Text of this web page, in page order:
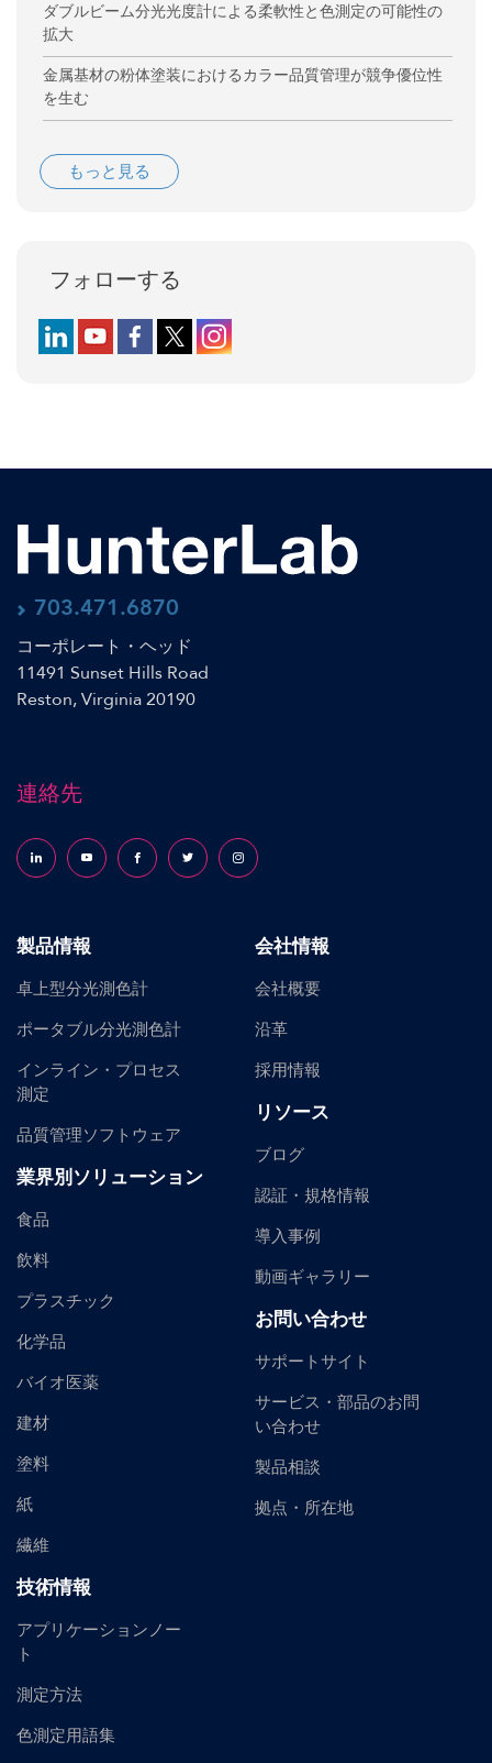
ダブルビーム分光光度計による柔軟性と色測定の可能性の
拡大
金属基材の粉体塗装におけるカラー品質管理が競争優位性
を生む
もっと見る
フォローする
Follow us on LinkedIn
Follow us on YouTube
Follow us on Facebook
Follow us on X (formerly Twitter)
Follow us on Instagram
703.471.6870
コーポレート・ヘッド
11491 Sunset Hills Road
Reston, Virginia 20190
連絡先
Follow us on LinkedInFollow us on YouTubeFollow us on Facebook
Follow us on X (formerly Twitter)
Follow us on Instagram
製品情報
卓上型分光測色計
ポータブル分光測色計
インライン・プロセス
測定
品質管理ソフトウェア
業界別ソリューション
食品
飲料
プラスチック
化学品
バイオ医薬
建材
塗料
紙
繊維
技術情報
アプリケーションノー
ト
測定方法
色測定用語集
会社情報
会社概要
沿革
採用情報
リソース
ブログ
認証・規格情報
導入事例
動画ギャラリー
お問い合わせ
サポートサイト
サービス・部品のお問
い合わせ
製品相談
拠点・所在地